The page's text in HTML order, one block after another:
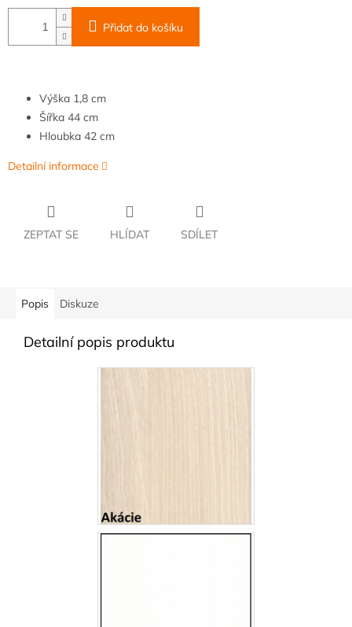
Přidat do košíku
Výška 1,8 cm
Šířka 44 cm
Hloubka 42 cm
Detailní informace
ZEPTAT SE HLÍDAT SDÍLET
Popis Diskuze
Detailní popis produktu